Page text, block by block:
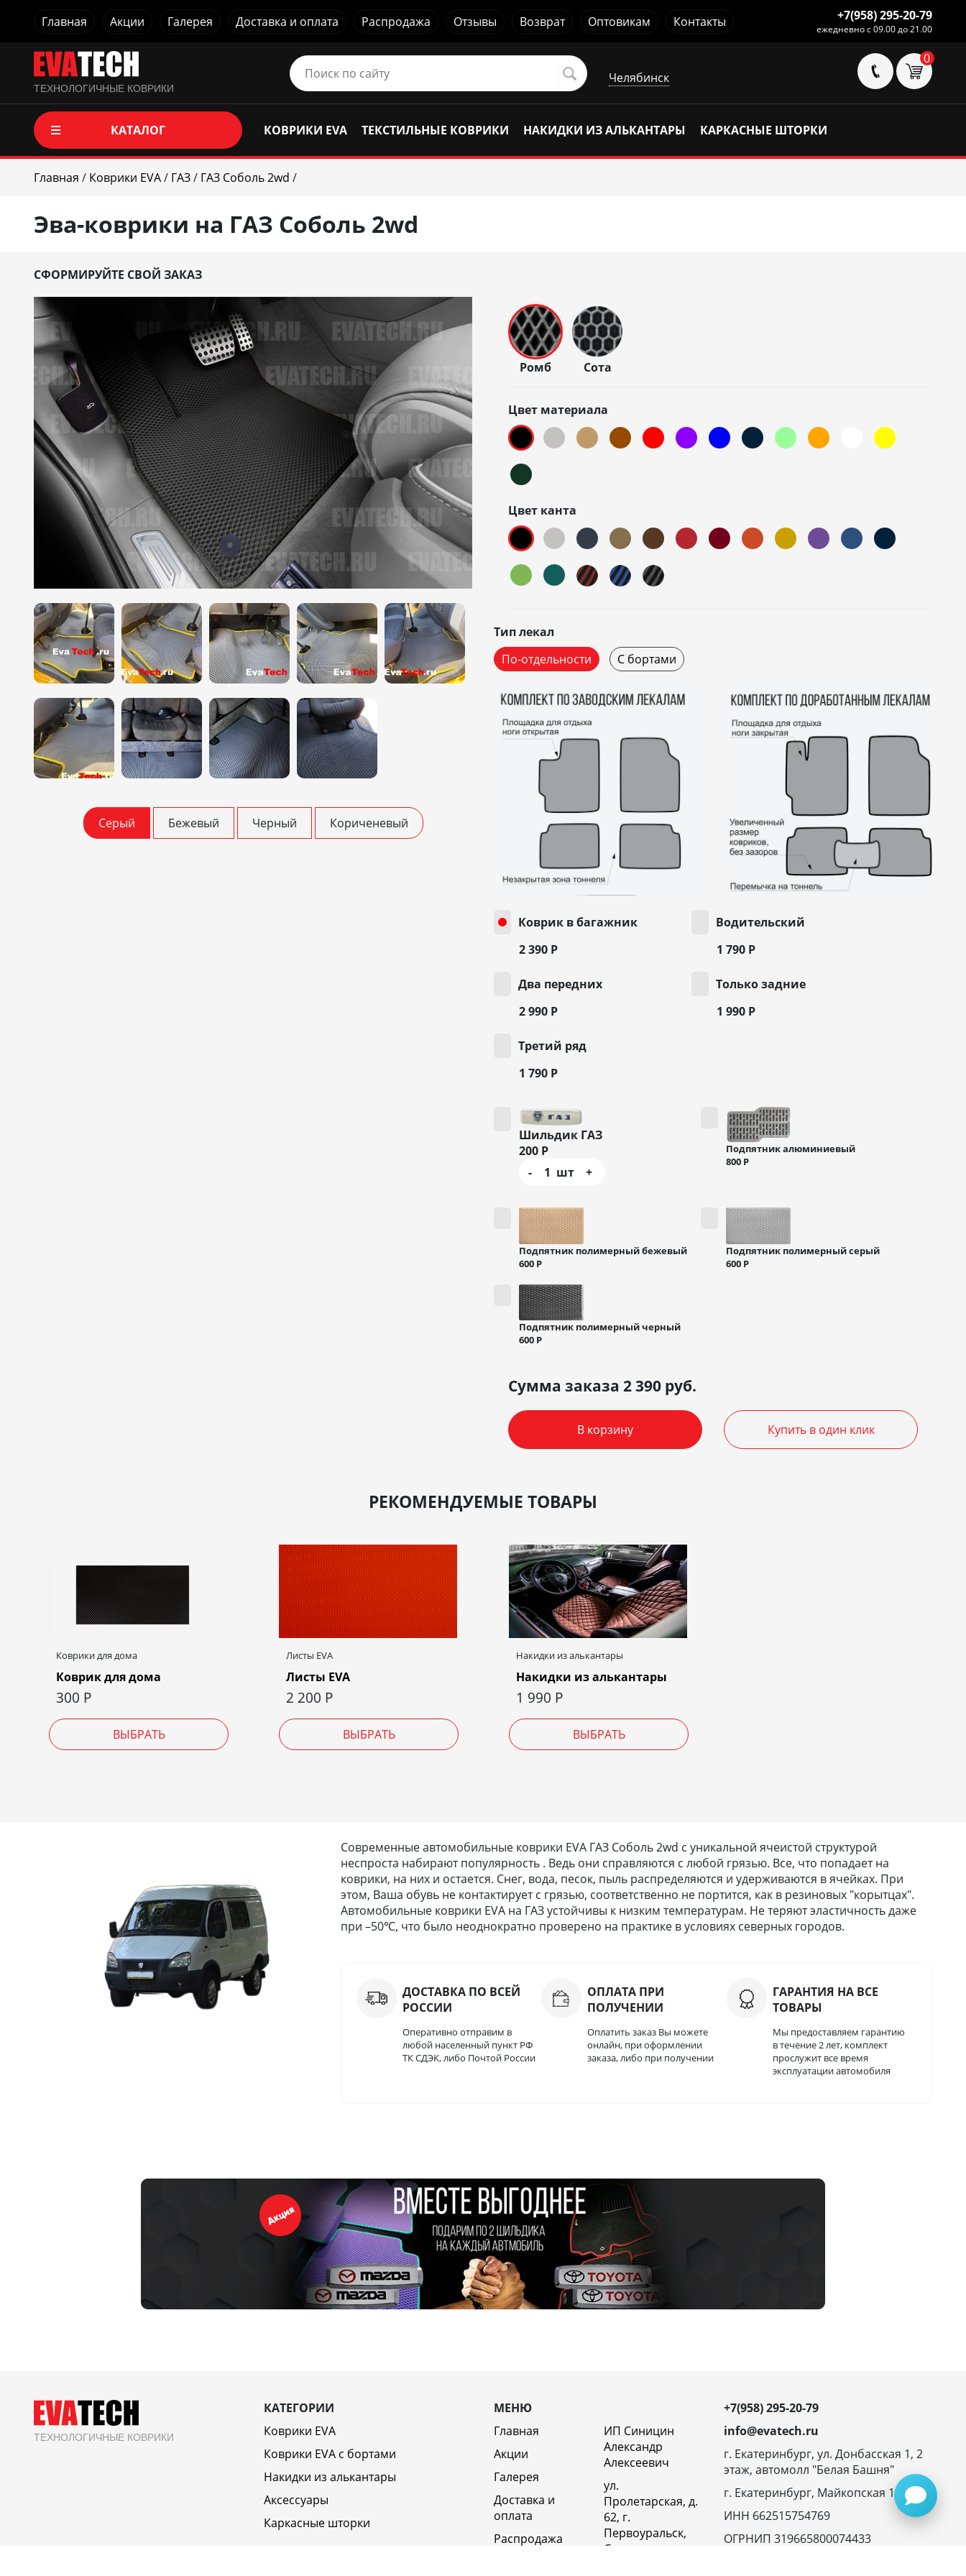
Главная Акции Галерея Доставка и оплата Распродажа Отзывы Возврат Оптовикам Контакты +7(958) 295-20-79
ежедневно с 09.00 до 21.00
ТЕХНОЛОГИЧНЫЕ КОВРИКИ
Челябинск
0
КАТАЛОГ КОВРИКИ EVA ТЕКСТИЛЬНЫЕ КОВРИКИ НАКИДКИ ИЗ АЛЬКАНТАРЫ КАРКАСНЫЕ ШТОРКИ
Главная / Коврики EVA/ ГАЗ/ ГАЗ Соболь 2wd /
Эва-коврики на ГАЗ Соболь 2wd
СФОРМИРУЙТЕ СВОЙ ЗАКАЗ
Серый Бежевый Черный Кориченевый
Ромб Сота
Цвет материала
Цвет канта
Тип лекал
По-отдельности
С бортами
Коврик в багажник
2 390 Р
Водительский
1 790 Р
Два передних
2 990 Р
Только задние
1 990 Р
Третий ряд
1 790 Р
Шильдик ГАЗ
200 Р
-
1 шт +
Подпятник алюминиевый
800 Р
Подпятник полимерный бежевый
600 Р
Подпятник полимерный серый
600 Р
Подпятник полимерный черный
600 Р
Сумма заказа 2 390 руб.
В корзину Купить в один клик
РЕКОМЕНДУЕМЫЕ ТОВАРЫ
Коврики для дома
Коврик для дома
300 Р
ВЫБРАТЬ
Листы EVA
Листы EVA
2 200 Р
ВЫБРАТЬ
Накидки из алькантары
Накидки из алькантары
1 990 Р
ВЫБРАТЬ
Современные автомобильные коврики EVA ГАЗ Соболь 2wd с уникальной ячеистой структурой
неспроста набирают популярность . Ведь они справляются с любой грязью. Все, что попадает на
коврики, на них и остается. Снег, вода, песок, пыль распределяются и удерживаются в ячейках. При
этом, Ваша обувь не контактирует с грязью, соответственно не портится, как в резиновых "корытцах".
Автомобильные коврики EVA на ГАЗ устойчивы к низким температурам. Не теряют эластичность даже
при –50℃, что было неоднократно проверено на практике в условиях северных городов.
ДОСТАВКА ПО ВСЕЙ
РОССИИ
Оперативно отправим в
любой населенный пункт РФ
ТК СДЭК, либо Почтой России
ОПЛАТА ПРИ
ПОЛУЧЕНИИ
Оплатить заказ Вы можете
онлайн, при оформлении
заказа, либо при получении
ГАРАНТИЯ НА ВСЕ
ТОВАРЫ
Мы предоставляем гарантию
в течение 2 лет, комплект
прослужит все время
эксплуатации автомобиля
ТЕХНОЛОГИЧНЫЕ КОВРИКИ
КАТЕГОРИИ
Коврики EVA
Коврики EVA c бортами
Накидки из алькантары
Аксессуары
Каркасные шторки
МЕНЮ
Главная
Акции
Галерея
Доставка и
оплата
Распродажа
ИП Синицин
Александр
Алексеевич
ул.
Пролетарская, д.
62, г.
Первоуральск,
Свердловская
+7(958) 295-20-79
info@evatech.ru
г. Екатеринбург, ул. Донбасская 1, 2
этаж, автомолл "Белая Башня"
г. Екатеринбург, Майкопская 10
ИНН 662515754769
ОГРНИП 319665800074433